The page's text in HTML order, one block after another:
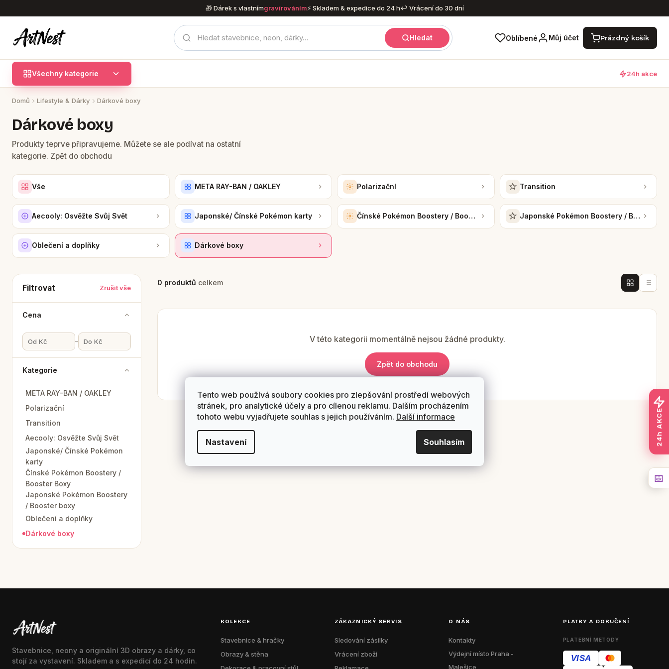
Tento web používá soubory cookies pro zlepšování prostředí webových
stránek, pro analytické účely a pro cílenou reklamu. Dalším procházením
tohoto webu vyjadřujete souhlas s jejich používáním. Další informace
Nastavení Souhlasím
na
obsah
🎁 Dárek s vlastnímgravírováním⚡ Skladem & expedice do 24 h↩ Vrácení do 30 dní
Hledat Oblíbené Můj účet Nákupní košík
Prázdný košík
Všechny kategorie 24h akce
Domů Lifestyle & Dárky Dárkové boxy
Dárkové boxy
Produkty teprve připravujeme. Můžete se ale podívat na ostatní
kategorie. Zpět do obchodu
Vše META RAY-BAN / OAKLEY Polarizační Transition
Aecooly: Osvěžte Svůj Svět Japonské/ Čínské Pokémon karty Čínské Pokémon Boostery / Booster Boxy Japonské Pokémon Boostery / Booster
Oblečení a doplňky Dárkové boxy
Filtrovat Zrušit vše
Cena
–
Kategorie
META RAY-BAN / OAKLEY
Polarizační
Transition
Aecooly: Osvěžte Svůj Svět
Japonské/ Čínské Pokémon
karty
Čínské Pokémon Boostery /
Booster Boxy
Japonské Pokémon Boostery
/ Booster boxy
Oblečení a doplňky
Dárkové boxy
0 produktů celkem
V této kategorii momentálně nejsou žádné produkty.
Zpět do obchodu
Stavebnice, neony a originální 3D obrazy a dárky, co
stojí za vystavení. Skladem a s expedicí do 24 hodin.
KOLEKCE
Stavebnice & hračky
Obrazy & stěna
ZÁKAZNICKÝ SERVIS
Sledování zásilky
Vrácení zboží
O NÁS
Kontakty
Výdejní místo Praha -
Malešice
PLATBY A DORUČENÍ
PLATEBNÍ METODY
VISA
24h AKCE
📅